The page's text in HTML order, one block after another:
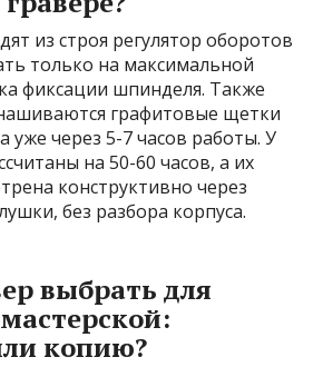
из строя регулятор оборотов
только на максимальной
фиксации шпинделя. Также
графитовые щетки
уже через 5-7 часов работы. У
на 50-60 часов, а их
конструктивно через
без разбора корпуса.
выбрать для
копию?